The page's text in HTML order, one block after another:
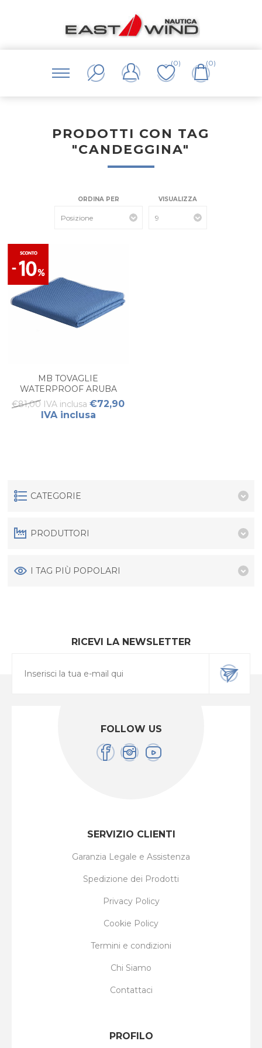
(0) (0)
PRODOTTI CON TAG
"CANDEGGINA"
ORDINA PER VISUALIZZA
MB TOVAGLIE
WATERPROOF ARUBA
BLUE M 153X130
€81,00 IVA inclusa €72,90
IVA inclusa
CATEGORIE
PRODUTTORI
I TAG PIÙ POPOLARI
RICEVI LA NEWSLETTER
FOLLOW US
SERVIZIO CLIENTI
Garanzia Legale e Assistenza
Spedizione dei Prodotti
Privacy Policy
Cookie Policy
Termini e condizioni
Chi Siamo
Contattaci
PROFILO